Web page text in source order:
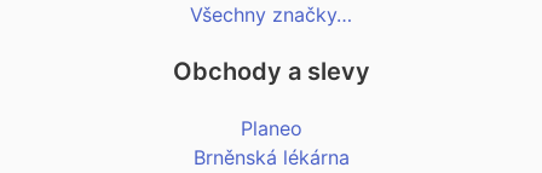
Všechny značky…
Obchody a slevy
Planeo
Brněnská lékárna